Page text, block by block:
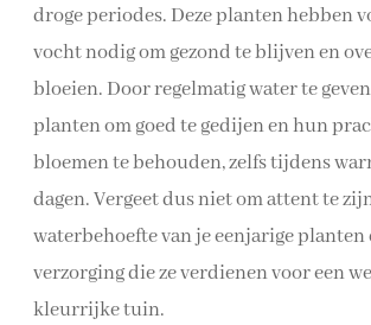
droge periodes. Deze planten hebben
vocht nodig om gezond te blijven en
bloeien. Door regelmatig water te
planten om goed te gedijen en hun
bloemen te behouden, zelfs tijdens
dagen. Vergeet dus niet om attent te
waterbehoefte van je eenjarige planten
verzorging die ze verdienen voor een
kleurrijke tuin.